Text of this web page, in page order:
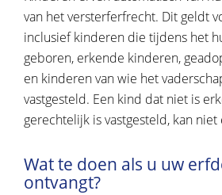
van het versterferfrecht. Dit geldt
inclusief kinderen die tijdens het
geboren, erkende kinderen,
en kinderen van wie het
vastgesteld. Een kind dat niet is
gerechtelijk is vastgesteld, kan niet
Wat te doen als u uw
ontvangt?